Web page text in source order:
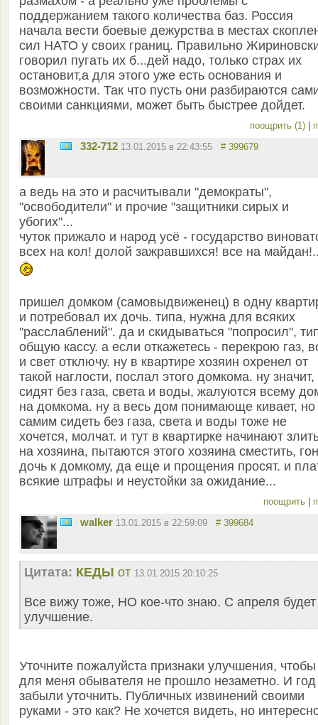
поддержанием такого количества баз. Россия
начала вести боевые дежурства в местах
сил НАТО у своих границ. Правильно
говорил пугать их б...дей надо, только страх их
остановит,а для этого уже есть основания и
возможности. Так что пусть они разбираются
своими санкциями, может быть быстрее дойдет.
поощрить (1)
332-712 13.01.2015 в 22:43:55 # 399679
а ведь на это и расчитывали "демократы",
"освободители" и прочие "защитники сирых и
убогих"...
чуток прижало и народ усё - государство
всех на кол! долой зажравшихся! все на
пришел домком (самовыдвиженец) в одну
и потребовал их дочь. типа, нужна для всяких
"расслаблений". да и скидываться "попросил",
общую кассу. а если откажетесь - перекрою газ,
и свет отключу. ну в квартире хозяин охренел от
такой наглости, послал этого домкома. ну значит,
сидят без газа, света и воды, жалуются всему
на домкома. ну а весь дом понимающе кивает, но
самим сидеть без газа, света и воды тоже не
хочется, молчат. и тут в квартирке начинают
на хозяина, пытаются этого хозяина сместить,
дочь к домкому, да еще и прощения просят. и
всякие штрафы и неустойки за ожидание...
поощрить
walker 13.01.2015 в 22:59:09 # 399684
Цитата: КЕДЫ от 13.01.2015 20:10:25
Все вижу тоже, НО кое-что знаю. С апреля будет
улучшение.
Уточните пожалуйста признаки улучшения, чтобы
для меня обывателя не прошло незаметно. И год
забыли уточнить. Публичных извинений своими
руками - это как? Не хочется видеть, но